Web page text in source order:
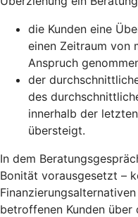
die Kunden eine
einen Zeitraum von
Anspruch
der
des
innerhalb der
übersteigt.
In dem
Bonität vorausgesetzt –
betroffenen Kunden